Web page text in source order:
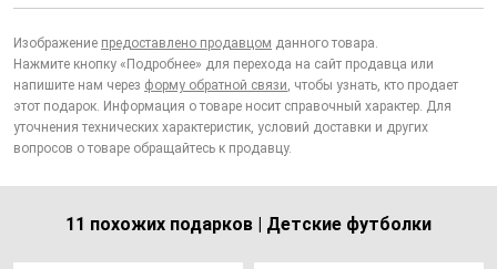
Изображение предоставлено продавцом данного товара.
Нажмите кнопку «Подробнее» для перехода на сайт продавца или
напишите нам через форму обратной связи, чтобы узнать, кто продает
этот подарок. Информация о товаре носит справочный характер. Для
уточнения технических характеристик, условий доставки и других
вопросов о товаре обращайтесь к продавцу.
11 похожих подарков | Детские футболки